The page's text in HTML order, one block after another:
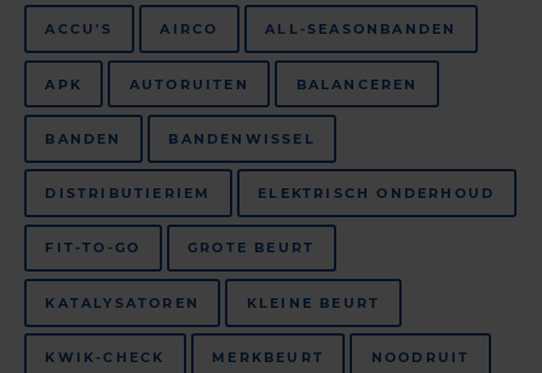
ACCU'S AIRCO ALL-SEASONBANDEN
APK AUTORUITEN BALANCEREN
BANDEN BANDENWISSEL
DISTRIBUTIERIEM ELEKTRISCH ONDERHOUD
FIT-TO-GO GROTE BEURT
KATALYSATOREN KLEINE BEURT
KWIK-CHECK MERKBEURT NOODRUIT